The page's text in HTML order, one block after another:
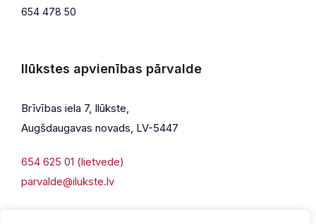
654 478 50
Ilūkstes apvienības pārvalde
Brīvības iela 7, Ilūkste,
Augšdaugavas novads, LV-5447
654 625 01 (lietvede)
parvalde@ilukste.lv